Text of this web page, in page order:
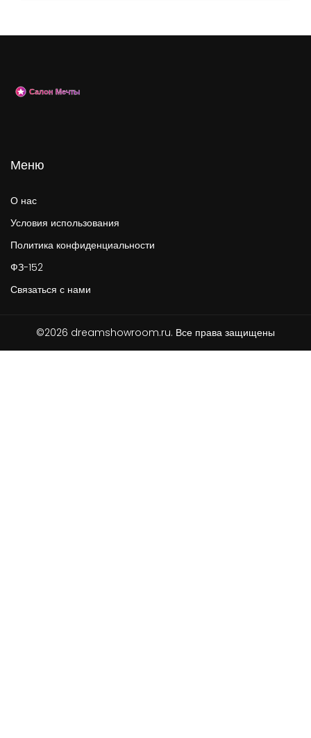
Меню
О нас
Условия использования
Политика конфиденциальности
ФЗ-152
Связаться с нами
©2026 dreamshowroom.ru. Все права защищены